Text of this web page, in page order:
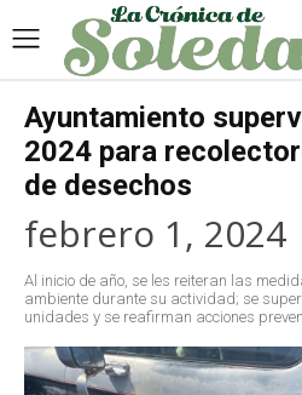
Ayuntamiento
2024 para
de desechos
febrero 1, 2024
Al inicio de año, se les reiteran las
ambiente durante su actividad; se
unidades y se reafirman acciones